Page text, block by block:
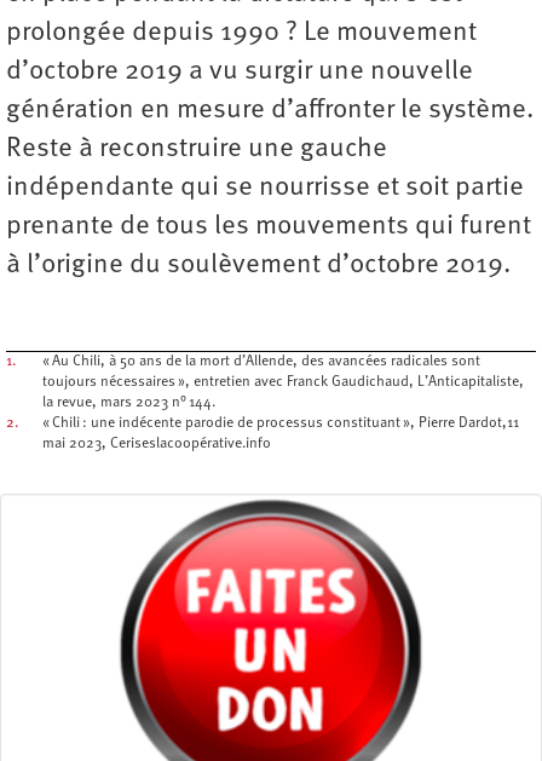
prolongée depuis 1990 ? Le mouvement
d’octobre 2019 a vu surgir une nouvelle
génération en mesure d’affronter le système.
Reste à reconstruire une gauche
indépendante qui se nourrisse et soit partie
prenante de tous les mouvements qui furent
à l’origine du soulèvement d’octobre 2019.
1.
« Au Chili, à 50 ans de la mort d’Allende, des avancées radicales sont
toujours nécessaires », entretien avec Franck Gaudichaud, L’Anticapitaliste,
la revue, mars 2023 n° 144.
2.
« Chili : une indécente parodie de processus constituant », Pierre Dardot,11
mai 2023, Ceriseslacoopérative.info